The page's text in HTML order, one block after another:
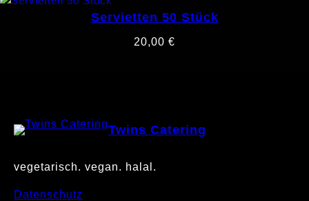
Servietten 50 Stück
20,00 €
Twins Catering
vegetarisch. vegan. halal.
Datenschutz